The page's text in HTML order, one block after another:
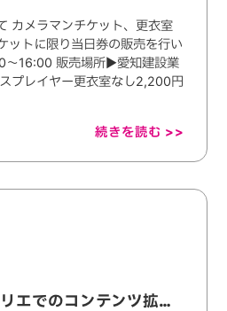
カメラマンチケット、更衣室
ットに限り当日券の販売を行い
〜16:00 販売場所▶︎愛知建設業
プレイヤー更衣室なし2,200円
続きを読む >>
【若宮広場】フラリエでのコンテンツ拡大！